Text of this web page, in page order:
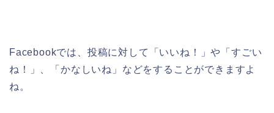
Facebookでは、投稿に対して「いいね！」や「すごい
ね！」、「かなしいね」などをすることができますよ
ね。